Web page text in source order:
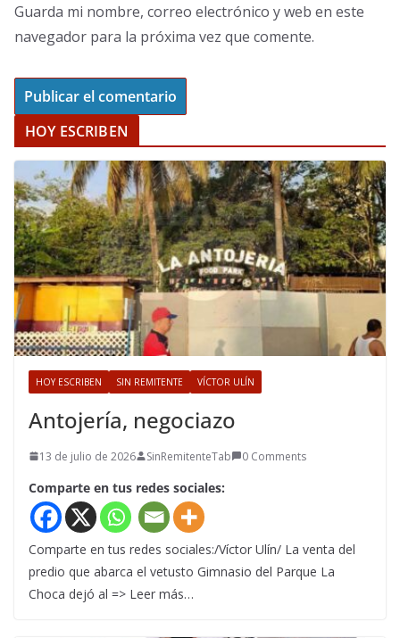
Guarda mi nombre, correo electrónico y web en este
navegador para la próxima vez que comente.
HOY ESCRIBEN
HOY ESCRIBEN SIN REMITENTE VÍCTOR ULÍN
Antojería, negociazo
13 de julio de 2026 SinRemitenteTab 0 Comments
Comparte en tus redes sociales:
Comparte en tus redes sociales:/Víctor Ulín/ La venta del
predio que abarca el vetusto Gimnasio del Parque La
Choca dejó al => Leer más…